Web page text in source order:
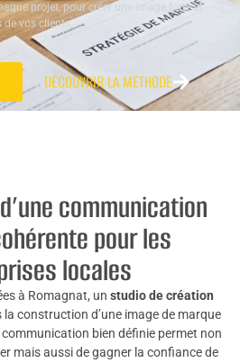
projet, pour créer une image forte et
de vos clients.
DÉCOUVRIR LA MÉTHODE
communication
pour les
locales
à Romagnat, un studio de création
construction d’une image de marque
bien définie permet non
mais aussi de gagner la confiance de